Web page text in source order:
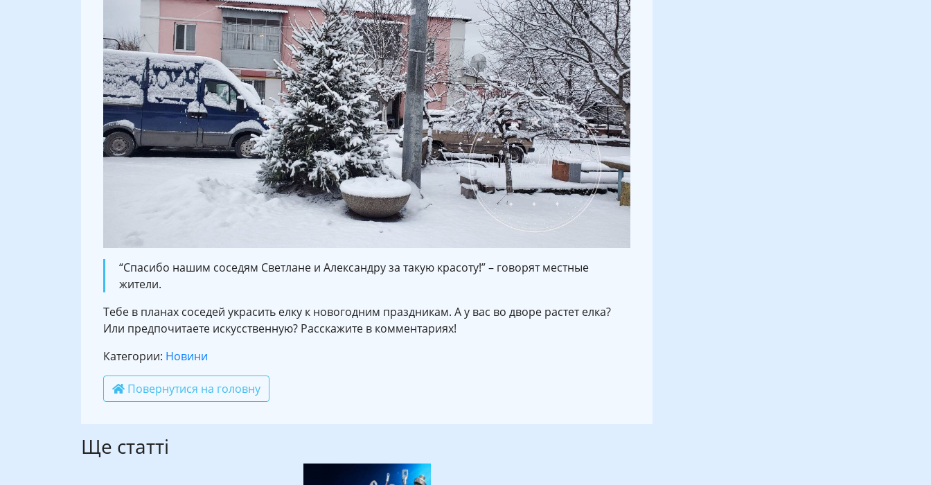
“Спасибо нашим соседям Светлане и Александру за такую красоту!” – говорят местные
жители.
Тебе в планах соседей украсить елку к новогодним праздникам. А у вас во дворе растет елка?
Или предпочитаете искусственную? Расскажите в комментариях!
Категории: Новини
Повернутися на головну
Ще статті